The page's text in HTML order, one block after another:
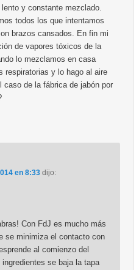
y constante mezclado.
todos los que intentamos
brazos cansados. En fin mi
de vapores tóxicos de la
lo mezclamos en casa
respiratorias y lo hago al aire
caso de la fábrica de jabón por
en 8:33 dijo:
Con FdJ es mucho más
se minimiza el contacto con
al comienzo del
se baja la tapa